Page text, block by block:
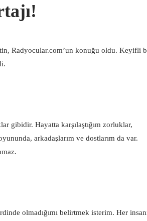
Radyocular.com’un konuğu oldu. Keyifli
gibidir. Hayatta karşılaştığım zorluklar,
arkadaşlarım ve dostlarım da var.
olmadığımı belirtmek isterim. Her